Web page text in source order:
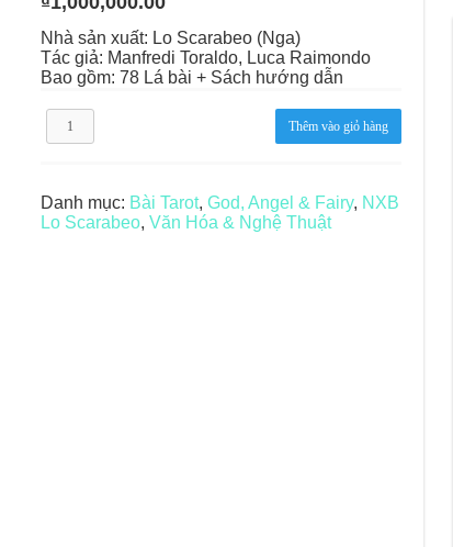
– Lá Số 68: Drop Into Your Heart
– Lá Số 67: The Swan
– Lá Số 66: Coming Together
– Lá Số 65: The Breaking
Nhà sản xuất: Lo Scarabeo (Nga)
Tác giả: Manfredi Toraldo, Luca Raimondo
Bao gồm: 78 Lá bài + Sách hướng dẫn
Olympus
Tarot
Thêm vào giỏ hàng
Danh mục: Bài Tarot,God, Angel & Fairy, NXB
Lo Scarabeo,Văn Hóa & Nghệ Thuật